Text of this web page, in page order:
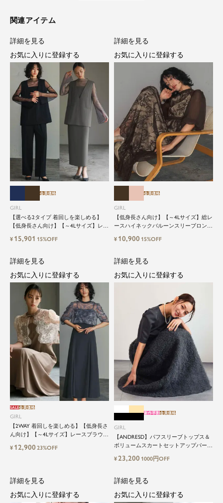
関連アイテム
GIRL
【選べる2タイプ 着回しを楽しめる】
【低身長さん向け】【～4Lサイズ】レイ
カートorワイドパンツセットアップロン
ティードレス
会員価格
¥ 15,901 15%OFF
詳細を見る
お気に入りに登録する
GIRL
【低身長さん向け】【～4Lサイズ】総レ
ースハイネックバルーンスリーブロング
会員価格
¥ 10,900 15%OFF
詳細を見る
お気に入りに登録する
GIRL
【2WAY 着回しを楽しめる】【低身長さ
ん向け】【～4Lサイズ】レースブラウス
ング結婚式ワンピース
SALE会員価格
¥ 12,90023%OFF
詳細を見る
お気に入りに登録する
GIRL
【ANDRESD】パフスリーブトップス＆
ボリュームスカートセットアップパーテ
新作早割会員価格
¥23,200 1000円OFF
詳細を見る
お気に入りに登録する
詳細を見る
お気に入りに登録する
詳細を見る
お気に入りに登録する